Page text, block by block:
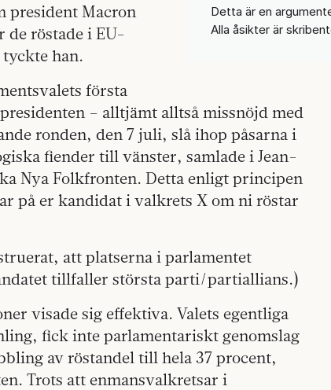
Detta är en
Alla åsikter är
president Macron
de röstade i EU-
han.
första
– alltjämt alltså missnöjd med
ronden, den 7 juli, slå ihop påsarna i
fiender till vänster, samlade i Jean-
Nya Folkfronten. Detta enligt principen
på er kandidat i valkrets X om ni röstar
att platserna i parlamentet
tillfaller största parti/partiallians.)
visade sig effektiva. Valets egentliga
fick inte parlamentariskt genomslag
av röstandel till hela 37 procent,
Trots att enmansvalkretsar i